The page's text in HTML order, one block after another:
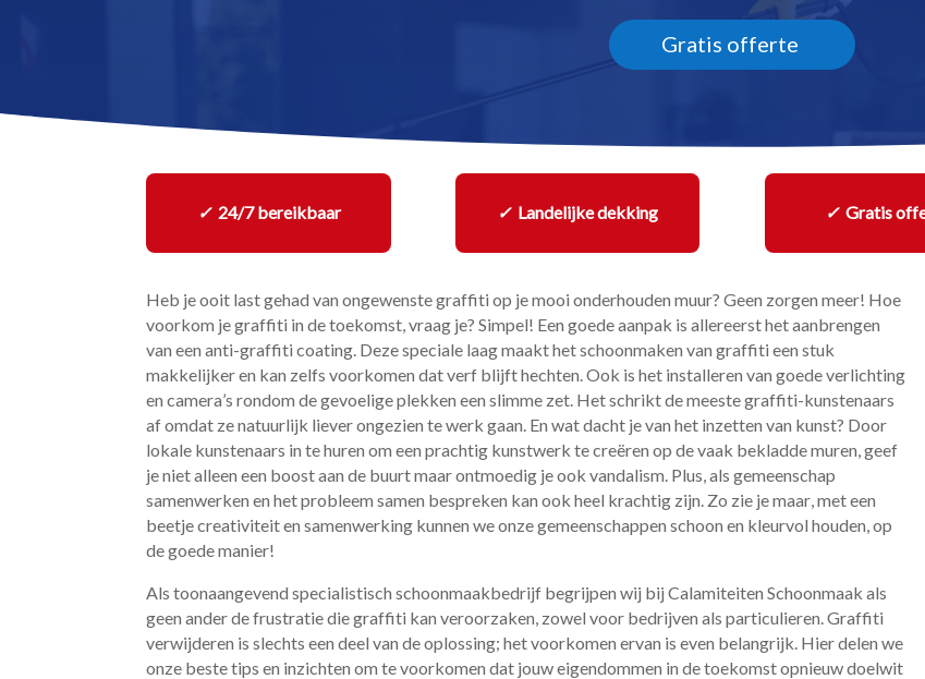
Gratis offerte
✓24/7 bereikbaar ✓ Landelijke dekking ✓Gratis
Heb je ooit last gehad van ongewenste graffiti op je mooi onderhouden muur? Geen zorgen meer! Hoe
voorkom je graffiti in de toekomst, vraag je? Simpel! Een goede aanpak is allereerst het aanbrengen
van een anti-graffiti coating.​ Deze speciale laag maakt het schoonmaken van graffiti een stuk
makkelijker en kan zelfs voorkomen dat verf blijft hechten.​ Ook is het installeren van goede verlichting
en camera’s rondom de gevoelige plekken een slimme zet.​ Het schrikt de meeste graffiti-kunstenaars
af omdat ze natuurlijk liever ongezien te werk gaan.​ En wat dacht je van het inzetten van kunst? Door
lokale kunstenaars in te huren om een prachtig kunstwerk te creëren op de vaak bekladde muren, geef
je niet alleen een boost aan de buurt maar ontmoedig je ook vandalism.​ Plus, als gemeenschap
samenwerken en het probleem samen bespreken kan ook heel krachtig zijn.​ Zo zie je maar, met een
beetje creativiteit en samenwerking kunnen we onze gemeenschappen schoon en kleurvol houden, op
de goede manier!
Als toonaangevend specialistisch schoonmaakbedrijf begrijpen wij bij Calamiteiten Schoonmaak als
geen ander de frustratie die graffiti kan veroorzaken, zowel voor bedrijven als particulieren.​ Graffiti
verwijderen is slechts een deel van de oplossing; het voorkomen ervan is even belangrijk.​ Hier delen we
onze beste tips en inzichten om te voorkomen dat jouw eigendommen in de toekomst opnieuw doelwit